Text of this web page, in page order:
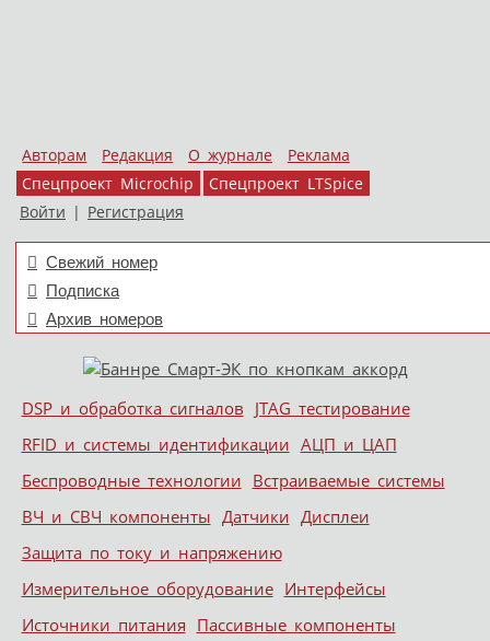
Авторам Редакция О журнале
Реклама
Спецпроект Microchip
Спецпроект LTSpice
Войти | Регистрация
Свежий номер
Подписка
Архив номеров
Меню
Skip to content
DSP и обработка сигналов JTAG тестирование
RFID и системы идентификации АЦП и ЦАП
Беспроводные технологии Встраиваемые системы
ВЧ и СВЧ компоненты Датчики Дисплеи
Защита по току и напряжению
Измерительное оборудование Интерфейсы
Источники питания Пассивные компоненты